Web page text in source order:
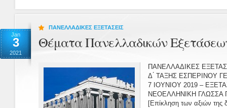
Jan
3
2021
ΠΑΝΕΛΛΑΔΙΚΕΣ ΕΞΕΤΑΣΕΙΣ
Θέματα Πανελλαδικών
ΠΑΝΕΛΛΑΔΙΚΕΣ
Δ ́ ΤΑΞΗΣ ΕΣΠΕΡΙΝΟΥ
7 ΙΟΥΝΙΟΥ 2019 –
ΝΕΟΕΛΛΗΝΙΚΗ ΓΛΩΣΣΑ
[Επίκληση των αξιών της